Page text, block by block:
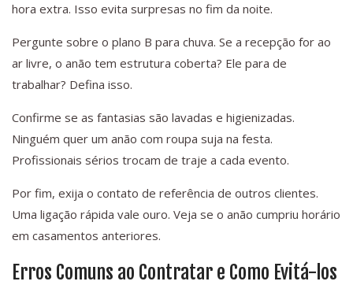
hora extra. Isso evita surpresas no fim da noite.
Pergunte sobre o plano B para chuva. Se a recepção for ao
ar livre, o anão tem estrutura coberta? Ele para de
trabalhar? Defina isso.
Confirme se as fantasias são lavadas e higienizadas.
Ninguém quer um anão com roupa suja na festa.
Profissionais sérios trocam de traje a cada evento.
Por fim, exija o contato de referência de outros clientes.
Uma ligação rápida vale ouro. Veja se o anão cumpriu horário
em casamentos anteriores.
Erros Comuns ao Contratar e Como Evitá-los